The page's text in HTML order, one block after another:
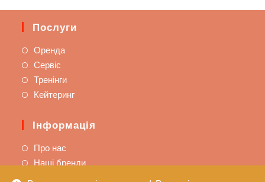
Послуги
Оренда
Сервіс
Тренінги
Кейтеринг
Інформація
Про нас
Наші бренди